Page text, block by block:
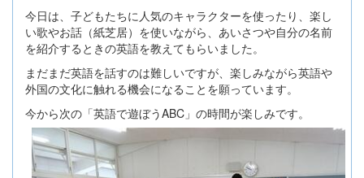
今日は、子どもたちに人気のキャラクターを使ったり、楽し
い歌やお話（紙芝居）を使いながら、あいさつや自分の名前
を紹介するときの英語を教えてもらいました。
まだまだ英語を話すのは難しいですが、楽しみながら英語や
外国の文化に触れる機会になることを願っています。
今から次の「英語で遊ぼうABC」の時間が楽しみです。